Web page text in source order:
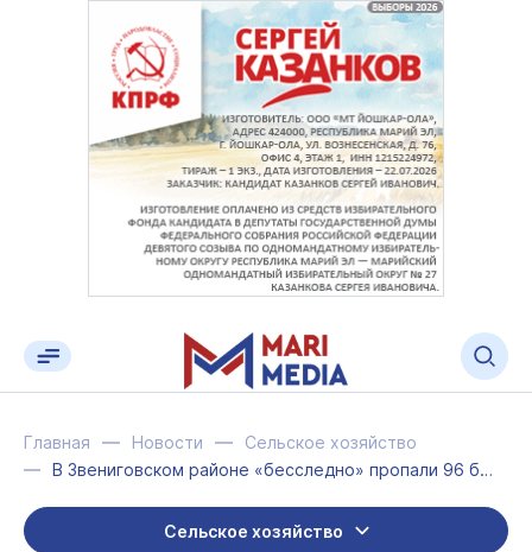
Главная Новости
Сельское хозяйство
В Звениговском районе «бесследно» пропали 96 бурёнок
Сельское хозяйство